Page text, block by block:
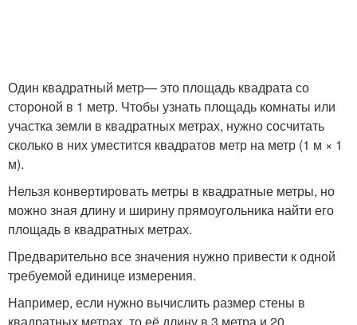
Один квадратный метр— это площадь квадрата со
стороной в 1 метр. Чтобы узнать площадь комнаты или
участка земли в квадратных метрах, нужно сосчитать
сколько в них уместится квадратов метр на метр (1 м × 1
м).
Нельзя конвертировать метры в квадратные метры, но
можно зная длину и ширину прямоугольника найти его
площадь в квадратных метрах.
Предварительно все значения нужно привести к одной
требуемой единице измерения.
Например, если нужно вычислить размер стены в